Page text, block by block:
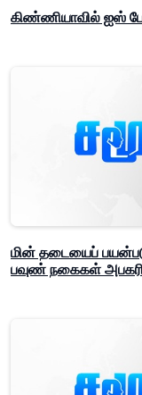
கிண்ணியாவில் ஐஸ்
மின் தடையைப்
பவுண் நகைகள்